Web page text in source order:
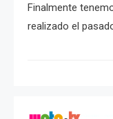
Finalmente
realizado el